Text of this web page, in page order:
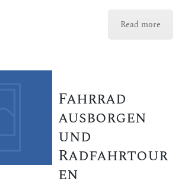
Read more
Fahrrad
ausborgen
und
Radfahrtour
en